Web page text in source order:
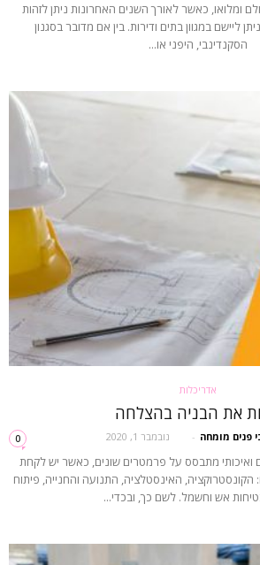
ומלואו, כאשר לאורך השנים האחרונות ניתן לזהות
ליישם במגוון בתים ודירות. בין אם מדובר בסגנון
הסקנדינבי, היפני או...
אדריכלות
את הבניה בהצלחה
פנים מומחה - נובמבר 1, 2020 0
ואיכותי מתבסס על פרמטרים שונים, כאשר יש לקחת
האינסטלציה, התנועה והחנייה, פיתוח
אש וחשמל. לשם כך, ובכדי...